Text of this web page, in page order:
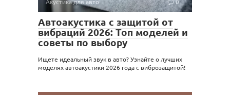
Акустика для авто 0
Автоакустика с защитой от
вибраций 2026: Топ моделей и
советы по выбору
Ищете идеальный звук в авто? Узнайте о лучших
моделях автоакустики 2026 года с виброзащитой!